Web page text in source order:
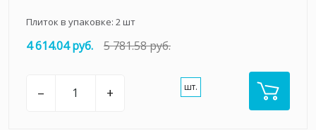
Плиток в упаковке: 2шт
4 614.04 руб. 5 781.58 руб.
– + шт.